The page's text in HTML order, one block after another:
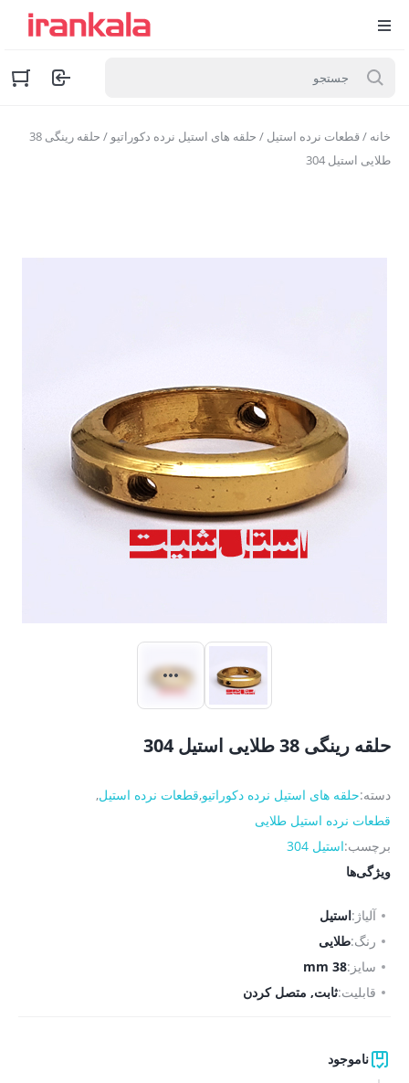
خانه /قطعات نرده استیل / حلقه های استیل نرده دکوراتیو
/ حلقه رینگی 38
طلایی استیل 304
حلقه رینگی 38 طلایی استیل 304
دسته:حلقه های استیل نرده دکوراتیو,قطعات نرده استیل,
قطعات نرده استیل طلایی
برچسب:استیل 304
ویژگی‌ها
آلیاژ:استیل
رنگ:طلایی
سایز:38 mm
قابلیت:ثابت, متصل کردن
ناموجود